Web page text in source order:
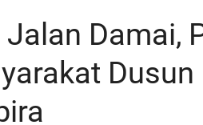
Jalan Damai,